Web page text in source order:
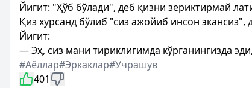
Йигит: "Ҳўб бўлади", дeб қизни зeриктирмай
Қиз хурсанд бўлиб "сиз ажойиб инсон экансиз",
Йигит:
— Эҳ, сиз мани тириклигимда кўрганингизда
#Аёллар#Эркаклар#Учрашув
401